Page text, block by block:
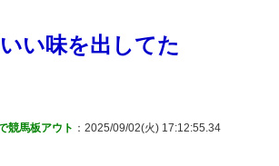
い味を出してた
競馬板アウト ：2025/09/02(火) 17:12:55.34